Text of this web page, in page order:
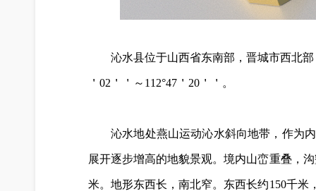
沁水县位于山西省东南部，晋城市西北
＇02＇＇～112°47＇20＇＇。
沁水地处燕山运动沁水斜向地带，作
展开逐步增高的地貌景观。境内山峦重叠，
米。地形东西长，南北窄。东西长约150千